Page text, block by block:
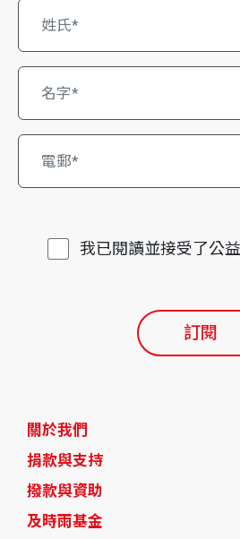
關於我們
捐款與支持
撥款與資助
及時雨基金
我已閱讀並接受了公
訂閱